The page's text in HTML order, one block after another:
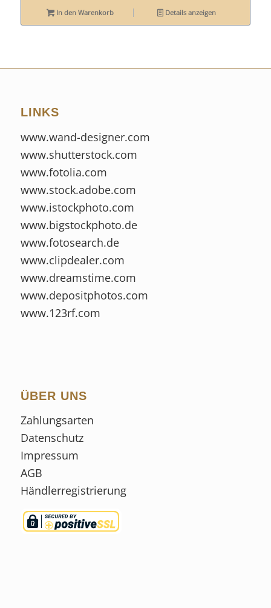
In den Warenkorb Details anzeigen
LINKS
www.wand-designer.com
www.shutterstock.com
www.fotolia.com
www.stock.adobe.com
www.istockphoto.com
www.bigstockphoto.de
www.fotosearch.de
www.clipdealer.com
www.dreamstime.com
www.depositphotos.com
www.123rf.com
ÜBER UNS
Zahlungsarten
Datenschutz
Impressum
AGB
Händlerregistrierung